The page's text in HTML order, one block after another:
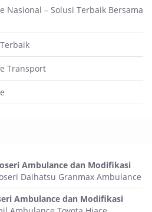
Nasional – Solusi Terbaik Bersama
Transport
Ambulance dan Modifikasi
Daihatsu Granmax Ambulance
Ambulance dan Modifikasi